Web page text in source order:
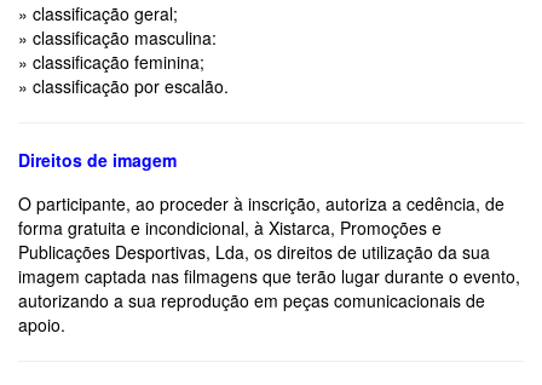
» classificação geral;
» classificação masculina:
» classificação feminina;
» classificação por escalão.
Direitos de imagem
O participante, ao proceder à inscrição, autoriza a cedência, de
forma gratuita e incondicional, à Xistarca, Promoções e
Publicações Desportivas, Lda, os direitos de utilização da sua
imagem captada nas filmagens que terão lugar durante o evento,
autorizando a sua reprodução em peças comunicacionais de
apoio.